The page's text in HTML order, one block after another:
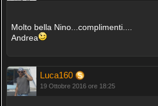
Molto bella Nino...complimenti....
Andrea
Luca160
19 Ottobre 2016 ore 18:25